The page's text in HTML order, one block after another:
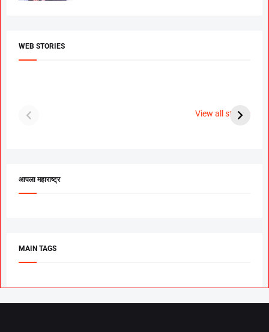
WEB STORIES
View all stories
पूजा सावंत ने गुपचूप
आपला महाराष्ट्र
MAIN TAGS